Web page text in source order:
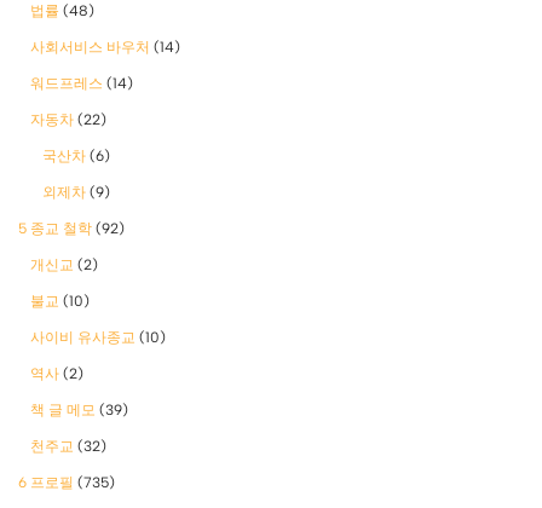
법률 (48)
사회서비스 바우처 (14)
워드프레스 (14)
자동차 (22)
국산차 (6)
외제차 (9)
5 종교 철학 (92)
개신교 (2)
불교 (10)
사이비 유사종교 (10)
역사 (2)
책 글 메모 (39)
천주교 (32)
6 프로필 (735)